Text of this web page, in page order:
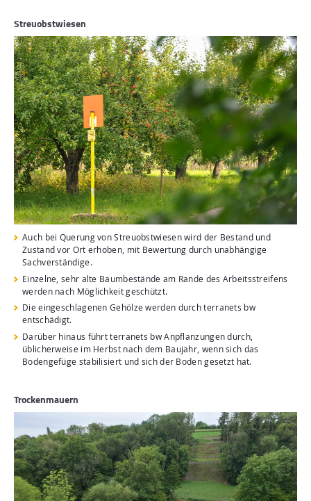
Streuobstwiesen
Auch bei Querung von Streuobstwiesen wird der Bestand und
Zustand vor Ort erhoben, mit Bewertung durch unabhängige
Sachverständige.
Einzelne, sehr alte Baumbestände am Rande des Arbeitsstreifens
werden nach Möglichkeit geschützt.
Die eingeschlagenen Gehölze werden durch terranets bw
entschädigt.
Darüber hinaus führt terranets bw Anpflanzungen durch,
üblicherweise im Herbst nach dem Baujahr, wenn sich das
Bodengefüge stabilisiert und sich der Boden gesetzt hat.
Trockenmauern